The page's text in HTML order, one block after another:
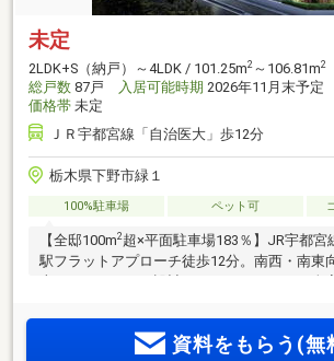
未定
2LDK+S（納戸）～4LDK / 101.25m2 ～106.81m2
総戸数 87戸 入居可能時期 2026年11月末予定
価格帯 未定
ＪＲ宇都宮線「自治医大」歩12分
栃木県下野市緑１
100%駐車場 ペット可
【全邸100m2 超×平面駐車場183％】JR宇都宮
駅フラットアプローチ徒歩12分。南西・南東
寄せ、顔認証システムやZEH-M Oriented採用
資料をもらう(無